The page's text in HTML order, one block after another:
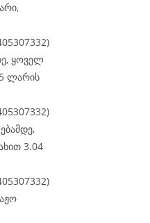
ყოველ
ლარის
3.04